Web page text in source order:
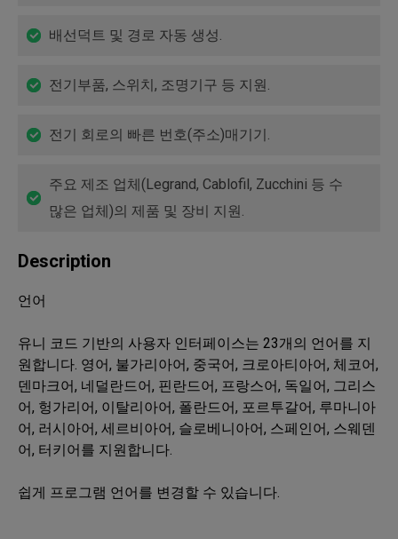
배선덕트 및 경로 자동 생성.
전기부품, 스위치, 조명기구 등 지원.
전기 회로의 빠른 번호(주소)매기기.
주요 제조 업체(Legrand, Cablofil, Zucchini 등 수
많은 업체)의 제품 및 장비 지원.
Description
언어
유니 코드 기반의 사용자 인터페이스는 23개의 언어를 지
원합니다. 영어, 불가리아어, 중국어, 크로아티아어, 체코어,
덴마크어, 네덜란드어, 핀란드어, 프랑스어, 독일어, 그리스
어, 헝가리어, 이탈리아어, 폴란드어, 포르투갈어, 루마니아
어, 러시아어, 세르비아어, 슬로베니아어, 스페인어, 스웨덴
어, 터키어를 지원합니다.
쉽게 프로그램 언어를 변경할 수 있습니다.